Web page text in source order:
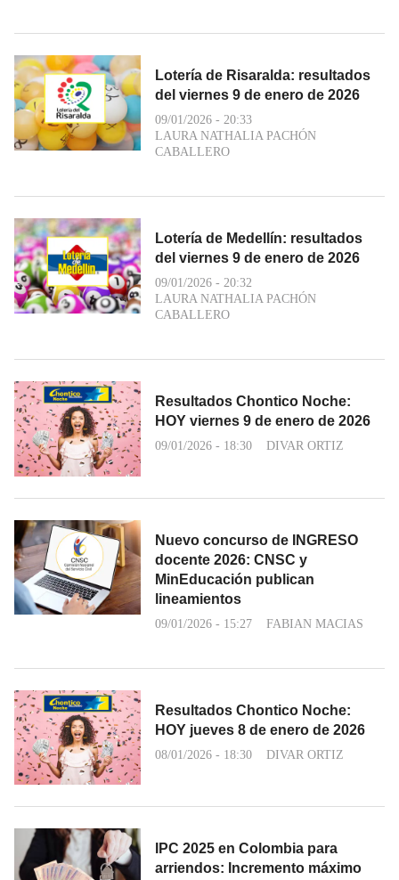
Lotería de Risaralda: resultados
del viernes 9 de enero de 2026
09/01/2026 - 20:33
LAURA NATHALIA PACHÓN
CABALLERO
Lotería de Medellín: resultados
del viernes 9 de enero de 2026
09/01/2026 - 20:32
LAURA NATHALIA PACHÓN
CABALLERO
Resultados Chontico Noche:
HOY viernes 9 de enero de 2026
09/01/2026 - 18:30 DIVAR ORTIZ
Nuevo concurso de INGRESO
docente 2026: CNSC y
MinEducación publican
lineamientos
09/01/2026 - 15:27 FABIAN MACIAS
Resultados Chontico Noche:
HOY jueves 8 de enero de 2026
08/01/2026 - 18:30 DIVAR ORTIZ
IPC 2025 en Colombia para
arriendos: Incremento máximo